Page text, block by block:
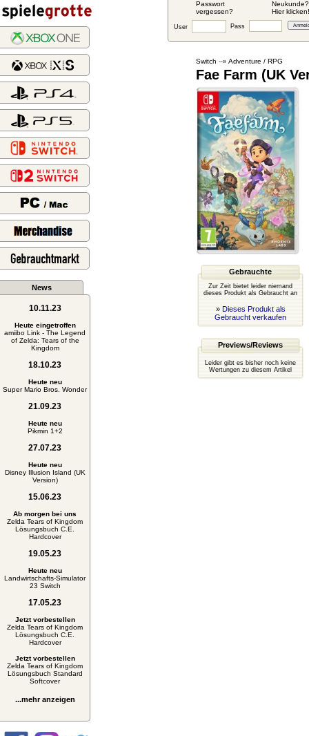
Passwort
vergessen?
Neukunde?
Hier klicken!
User Pass
News
10.11.23
Heute eingetroffen
amiibo Link - The Legend
of Zelda: Tears of the
Kingdom
18.10.23
Heute neu
Super Mario Bros. Wonder
21.09.23
Heute neu
Pikmin 1+2
27.07.23
Heute neu
Disney Illusion Island (UK
Version)
15.06.23
Ab morgen bei uns
Zelda Tears of Kingdom
Lösungsbuch C.E.
Hardcover
19.05.23
Heute neu
Landwirtschafts-Simulator
23 Switch
17.05.23
Jetzt vorbestellen
Zelda Tears of Kingdom
Lösungsbuch C.E.
Hardcover
Jetzt vorbestellen
Zelda Tears of Kingdom
Lösungsbuch Standard
Softcover
...mehr anzeigen
Switch --» Adventure / RPG
Fae Farm (UK
Gebrauchte
Zur Zeit bietet leider niemand
dieses Produkt als Gebraucht an
» Dieses Produkt als
Gebraucht verkaufen
Previews/Reviews
Leider gibt es bisher noch keine
Wertungen zu diesem Artikel